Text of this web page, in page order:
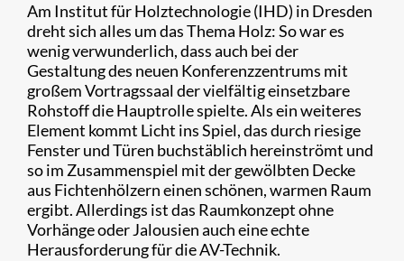
Am Institut für Holztechnologie (IHD) in Dresden
dreht sich alles um das Thema Holz: So war es
wenig verwunderlich, dass auch bei der
Gestaltung des neuen Konferenzzentrums mit
großem Vortragssaal der vielfältig einsetzbare
Rohstoff die Hauptrolle spielte. Als ein weiteres
Element kommt Licht ins Spiel, das durch riesige
Fenster und Türen buchstäblich hereinströmt und
so im Zusammenspiel mit der gewölbten Decke
aus Fichtenhölzern einen schönen, warmen Raum
ergibt. Allerdings ist das Raumkonzept ohne
Vorhänge oder Jalousien auch eine echte
Herausforderung für die AV-Technik.